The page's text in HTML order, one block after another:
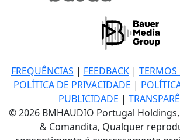
FREQUÊNCIAS | FEEDBACK| TERMOS
POLÍTICA DE PRIVACIDADE |
PUBLICIDADE |
© 2026 BMHAUDIO Portugal
& Comandita, Qualquer